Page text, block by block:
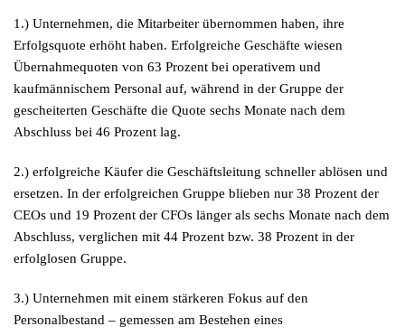
1.) Unternehmen, die Mitarbeiter übernommen haben, ihre
Erfolgsquote erhöht haben. Erfolgreiche Geschäfte wiesen
Übernahmequoten von 63 Prozent bei operativem und
kaufmännischem Personal auf, während in der Gruppe der
gescheiterten Geschäfte die Quote sechs Monate nach dem
Abschluss bei 46 Prozent lag.
2.) erfolgreiche Käufer die Geschäftsleitung schneller ablösen und
ersetzen. In der erfolgreichen Gruppe blieben nur 38 Prozent der
CEOs und 19 Prozent der CFOs länger als sechs Monate nach dem
Abschluss, verglichen mit 44 Prozent bzw. 38 Prozent in der
erfolglosen Gruppe.
3.) Unternehmen mit einem stärkeren Fokus auf den
Personalbestand – gemessen am Bestehen eines